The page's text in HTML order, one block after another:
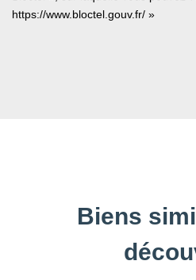
https://www.bloctel.gouv.fr/ »
Biens